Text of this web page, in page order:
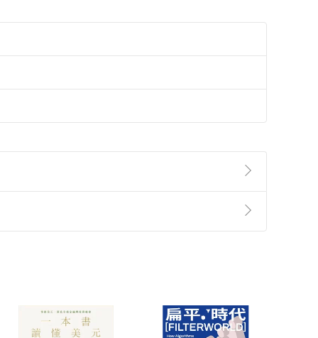
第2條第5款之規定，「非以有形媒介提供之數位
點選「瀏覽訂單明細」 「申請取消訂單/退
付款方式
Payment
完成訂單
Complete